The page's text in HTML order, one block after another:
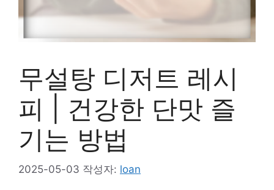
무설탕 디저트 레시
피 | 건강한 단맛 즐
기는 방법
2025-05-03 작성자: loan